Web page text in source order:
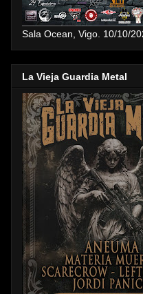
Sala Ocean, Vigo. 10/10/
La Vieja Guardia Metal